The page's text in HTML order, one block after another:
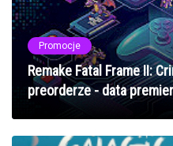
Promocje
Remake Fatal Frame II:
preorderze - data